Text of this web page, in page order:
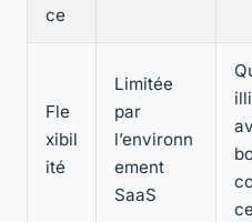
ce
Fle
xibil
ité
Limitée
par
l’environn
ement
SaaS